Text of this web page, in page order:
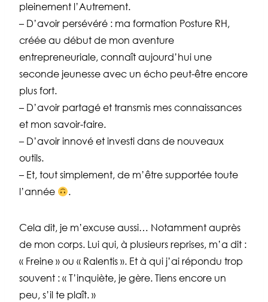
pleinement l’Autrement.
– D’avoir persévéré : ma formation Posture RH,
créée au début de mon aventure
entrepreneuriale, connaît aujourd’hui une
seconde jeunesse avec un écho peut-être encore
plus fort.
– D’avoir partagé et transmis mes connaissances
et mon savoir-faire.
– D’avoir innové et investi dans de nouveaux
outils.
– Et, tout simplement, de m’être supportée toute
l’année
.
Cela dit, je m’excuse aussi… Notamment auprès
de mon corps. Lui qui, à plusieurs reprises, m’a dit :
« Freine » ou « Ralentis ». Et à qui j’ai répondu trop
souvent : « T’inquiète, je gère. Tiens encore un
peu, s’il te plaît. »